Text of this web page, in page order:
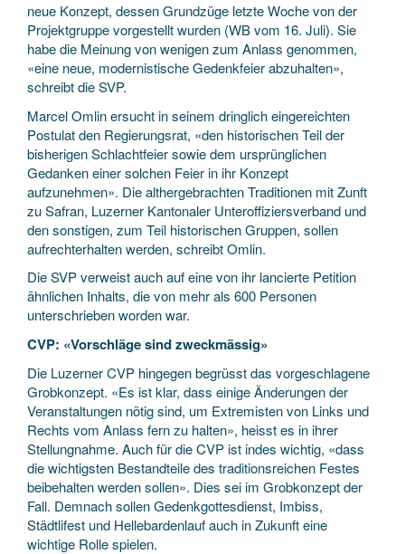
neue Konzept, dessen Grundzüge letzte Woche von der
Projektgruppe vorgestellt wurden (WB vom 16. Juli). Sie
habe die Meinung von wenigen zum Anlass genommen,
«eine neue, modernistische Gedenkfeier abzuhalten»,
schreibt die SVP.
Marcel Omlin ersucht in seinem dringlich eingereichten
Postulat den Regierungsrat, «den historischen Teil der
bisherigen Schlachtfeier sowie dem ursprünglichen
Gedanken einer solchen Feier in ihr Konzept
aufzunehmen». Die althergebrachten Traditionen mit Zunft
zu Safran, Luzerner Kantonaler Unteroffiziersverband und
den sonstigen, zum Teil historischen Gruppen, sollen
aufrechterhalten werden, schreibt Omlin.
Die SVP verweist auch auf eine von ihr lancierte Petition
ähnlichen Inhalts, die von mehr als 600 Personen
unterschrieben worden war.
CVP: «Vorschläge sind zweckmässig»
Die Luzerner CVP hingegen begrüsst das vorgeschlagene
Grobkonzept. «Es ist klar, dass einige Änderungen der
Veranstaltungen nötig sind, um Extremisten von Links und
Rechts vom Anlass fern zu halten», heisst es in ihrer
Stellungnahme. Auch für die CVP ist indes wichtig, «dass
die wichtigsten Bestandteile des traditionsreichen Festes
beibehalten werden sollen». Dies sei im Grobkonzept der
Fall. Demnach sollen Gedenkgottesdienst, Imbiss,
Städtlifest und Hellebardenlauf auch in Zukunft eine
wichtige Rolle spielen.